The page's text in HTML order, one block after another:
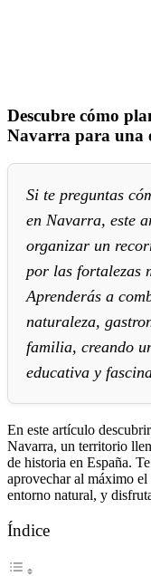
Descubre cómo
Navarra para una
Si te preguntas
en Navarra, este
organizar un
por las fortalezas
Aprenderás a
naturaleza,
familia, creando
educativa y
En este artículo
Navarra, un territorio
de historia en España.
aprovechar al máximo
entorno natural, y
Índice